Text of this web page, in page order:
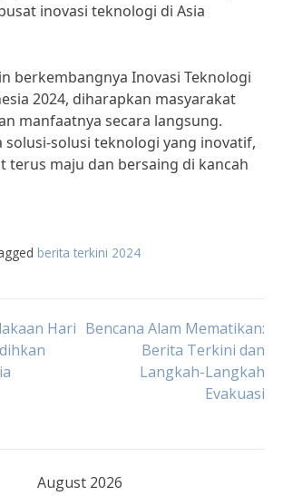
inovasi teknologi di Asia
berkembangnya Inovasi Teknologi
2024, diharapkan masyarakat
manfaatnya secara langsung.
solusi-solusi teknologi yang inovatif,
terus maju dan bersaing di kancah
berita terkini 2024
Hari Bencana Alam Mematikan:
Berita Terkini dan
Langkah-Langkah
Evakuasi
August 2026